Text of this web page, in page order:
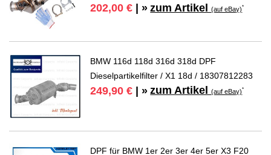
202,00 € | » zum Artikel(auf eBay)*
BMW 116d 118d 316d 318d DPF
Dieselpartikelfilter / X1 18d / 18307812283
249,90 € | » zum Artikel(auf eBay)*
DPF für BMW 1er 2er 3er 4er 5er X3 F20